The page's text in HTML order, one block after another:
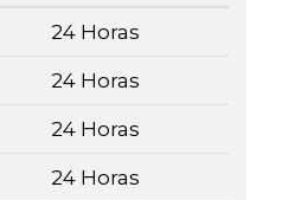
24 Horas
24 Horas
24 Horas
24 Horas